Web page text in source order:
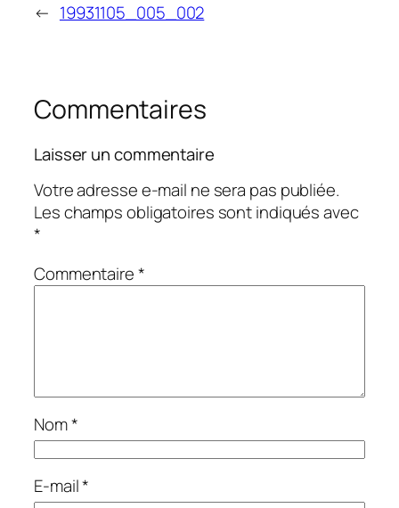
← 19931105_005_002
Commentaires
Laisser un commentaire
Votre adresse e-mail ne sera pas publiée.
Les champs obligatoires sont indiqués avec
*
Commentaire*
Nom*
E-mail*